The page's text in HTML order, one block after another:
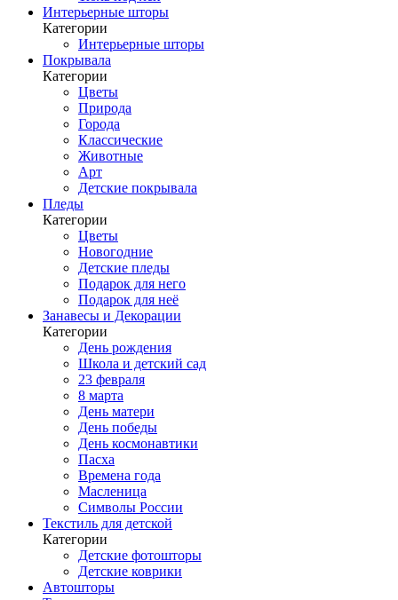
Интерьерные шторы
Категории
Интерьерные шторы
Покрывала
Категории
Цветы
Природа
Города
Классические
Животные
Арт
Детские покрывала
Пледы
Категории
Цветы
Новогодние
Детские пледы
Подарок для него
Подарок для неё
Занавесы и Декорации
Категории
День рождения
Школа и детский сад
23 февраля
8 марта
День матери
День победы
День космонавтики
Пасха
Времена года
Масленица
Символы России
Текстиль для детской
Категории
Детские фотошторы
Детские коврики
Автошторы